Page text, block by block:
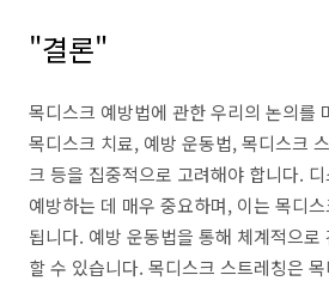
"결론"
목디스크 예방법에 관한 우리의 논의를
목디스크 치료, 예방 운동법, 목디스크
크 등을 집중적으로 고려해야 합니다.
예방하는 데 매우 중요하며, 이는 목디
됩니다. 예방 운동법을 통해 체계적으로
할 수 있습니다. 목디스크 스트레칭은